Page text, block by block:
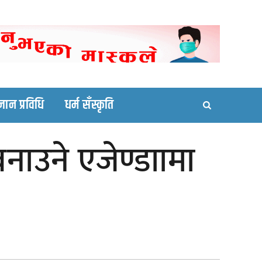
site
प्रविधि धर्म सँस्कृति
एजेण्डाामा